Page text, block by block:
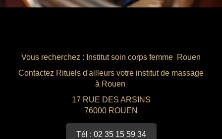
Vous recherchez : Institut soin corps femme Rouen
Contactez Rituels d'ailleurs votre institut de massage
à Rouen
17 RUE DES ARSINS
76000 ROUEN
Tél : 02 35 15 59 34